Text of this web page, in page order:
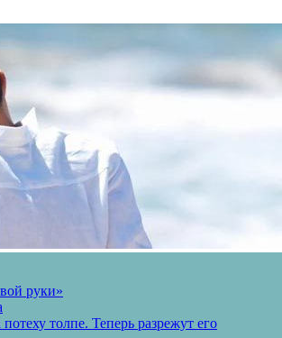
руки»
толпе. Теперь разрежут его